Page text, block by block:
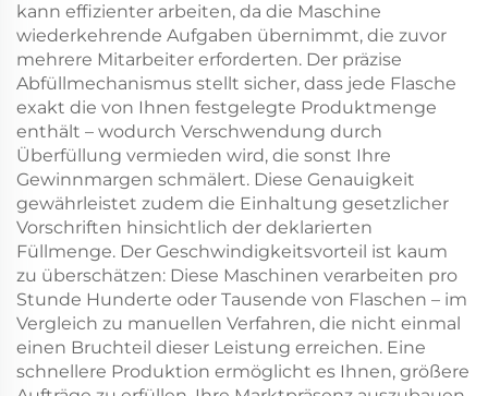
kann effizienter arbeiten, da die Maschine
wiederkehrende Aufgaben übernimmt, die zuvor
mehrere Mitarbeiter erforderten. Der präzise
Abfüllmechanismus stellt sicher, dass jede Flasche
exakt die von Ihnen festgelegte Produktmenge
enthält – wodurch Verschwendung durch
Überfüllung vermieden wird, die sonst Ihre
Gewinnmargen schmälert. Diese Genauigkeit
gewährleistet zudem die Einhaltung gesetzlicher
Vorschriften hinsichtlich der deklarierten
Füllmenge. Der Geschwindigkeitsvorteil ist kaum
zu überschätzen: Diese Maschinen verarbeiten pro
Stunde Hunderte oder Tausende von Flaschen – im
Vergleich zu manuellen Verfahren, die nicht einmal
einen Bruchteil dieser Leistung erreichen. Eine
schnellere Produktion ermöglicht es Ihnen, größere